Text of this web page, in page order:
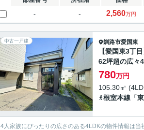
- - 2,560万円
中古一戸建 釧路市愛国東
【愛国東3丁
62坪超の広々
780万円
105.30㎡
根室本線 「
4人家族にぴったりの広さのある4LDKの物件情報は